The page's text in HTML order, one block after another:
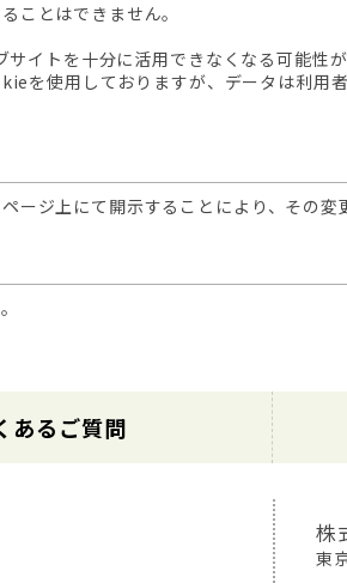
ことはできません。
イトを十分に活用できなくなる可能性が
を使用しておりますが、データは利用
ジ上にて開示することにより、その変
あるご質問
株
東